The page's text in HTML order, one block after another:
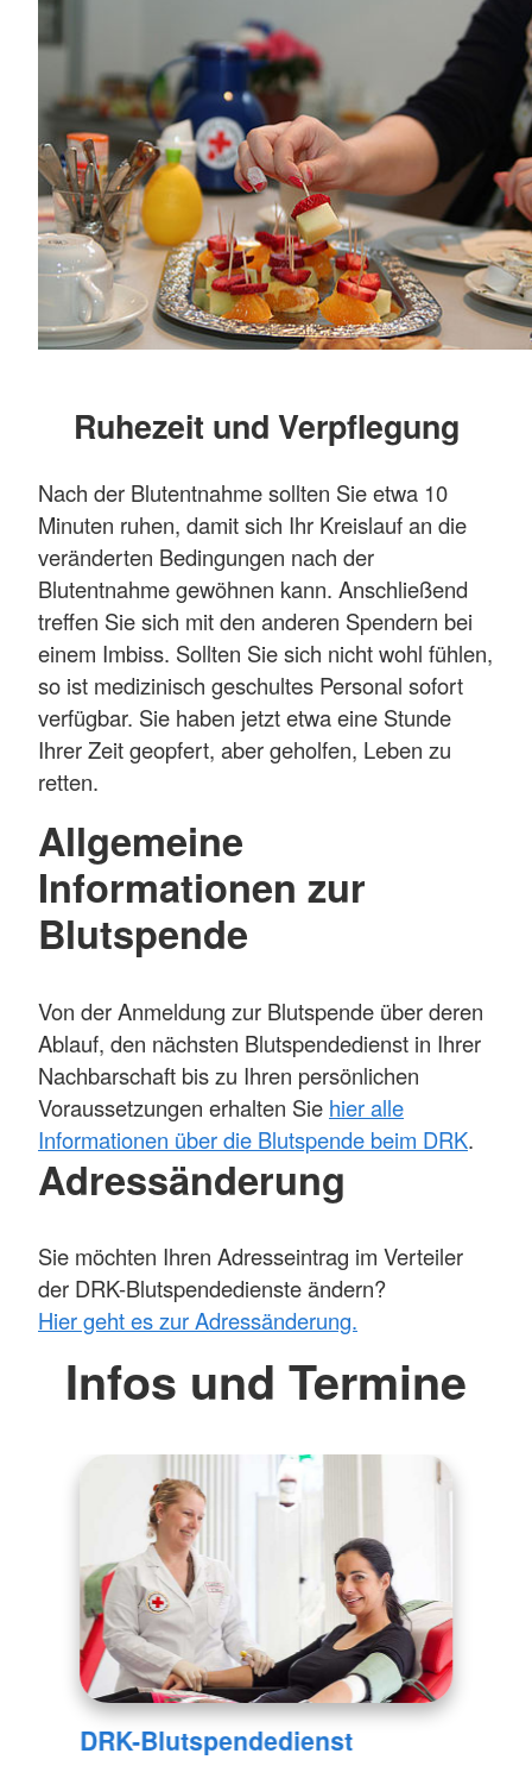
Ruhezeit und Verpflegung
Nach der Blutentnahme sollten Sie etwa 10
Minuten ruhen, damit sich Ihr Kreislauf an die
veränderten Bedingungen nach der
Blutentnahme gewöhnen kann. Anschließend
treffen Sie sich mit den anderen Spendern bei
einem Imbiss. Sollten Sie sich nicht wohl fühlen,
so ist medizinisch geschultes Personal sofort
verfügbar. Sie haben jetzt etwa eine Stunde
Ihrer Zeit geopfert, aber geholfen, Leben zu
retten.
Allgemeine
Informationen zur
Blutspende
Von der Anmeldung zur Blutspende über deren
Ablauf, den nächsten Blutspendedienst in Ihrer
Nachbarschaft bis zu Ihren persönlichen
Voraussetzungen erhalten Sie hier alle
Informationen über die Blutspende beim DRK.
Adressänderung
Sie möchten Ihren Adresseintrag im Verteiler
der DRK-Blutspendedienste ändern?
Hier geht es zur Adressänderung.
Infos und Termine
DRK-Blutspendedienst